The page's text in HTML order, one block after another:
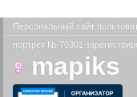
Персональный сайт
портрет № 70301
mapiks